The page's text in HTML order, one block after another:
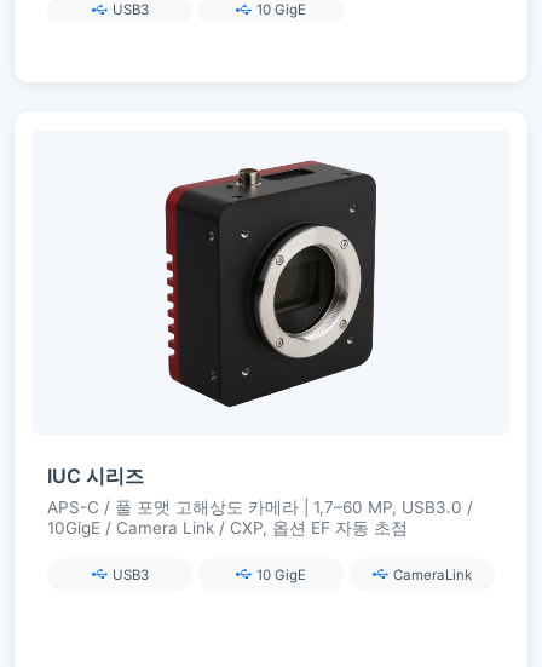
USB3 10 GigE
IUC 시리즈
APS-C / 풀 포맷 고해상도 카메라 | 1,7–60 MP, USB3.0 /
10GigE / Camera Link / CXP, 옵션 EF 자동 초점
USB3 10 GigE CameraLink